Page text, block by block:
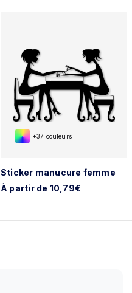
+37 couleurs
Sticker manucure femme
À partir de 10,79€